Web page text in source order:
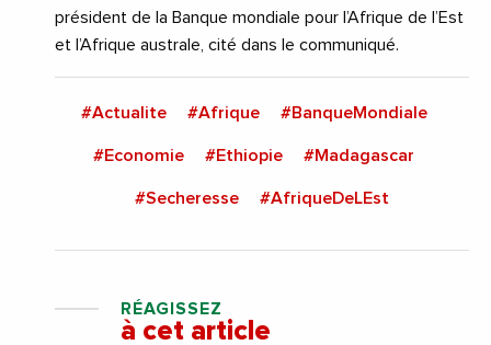
président de la Banque mondiale pour l’Afrique de l’Est
et l’Afrique australe, cité dans le communiqué.
#Actualite #Afrique #BanqueMondiale
#Economie #Ethiopie #Madagascar
#Secheresse #AfriqueDeLEst
RÉAGISSEZ
à cet article